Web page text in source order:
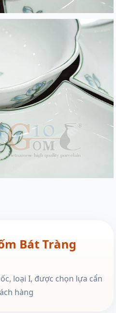
Bát Tràng
loại I, được chọn lựa cẩn
hàng